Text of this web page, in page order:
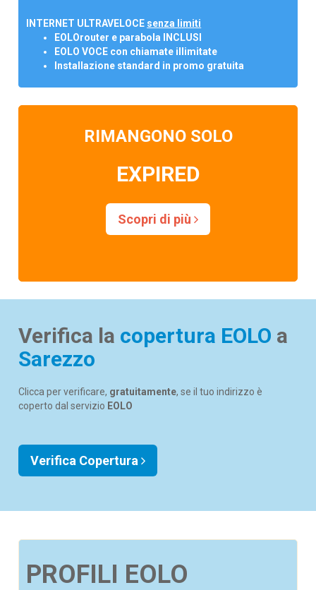
INTERNET ULTRAVELOCE senza limiti
EOLOrouter e parabola INCLUSI
EOLO VOCE con chiamate illimitate
Installazione standard in promo gratuita
RIMANGONO SOLO
EXPIRED
Scopri di più
Verifica la copertura EOLO a
Sarezzo
Clicca per verificare, gratuitamente, se il tuo indirizzo è
coperto dal servizio EOLO
Verifica Copertura
PROFILI EOLO